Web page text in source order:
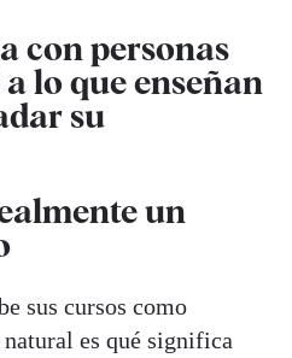
con personas
lo que enseñan
su
un
sus cursos como
es qué significa